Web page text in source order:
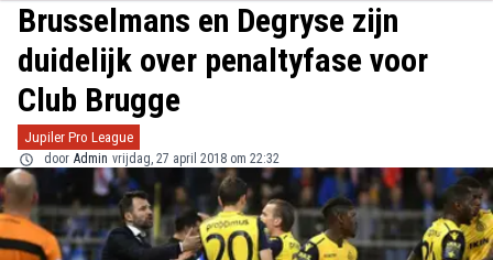
Brusselmans en Degryse zijn
duidelijk over penaltyfase voor
Club Brugge
Jupiler Pro League
door Admin vrijdag, 27 april 2018 om 22:32